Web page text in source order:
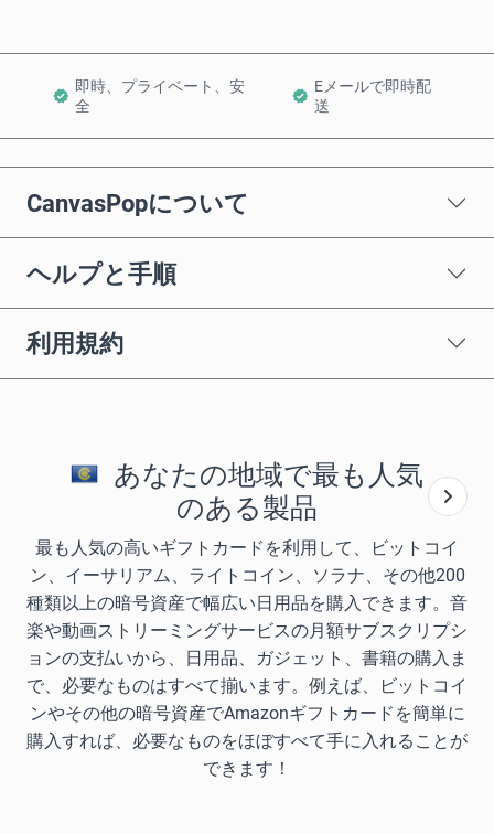
即時、プライベート、安
全
Eメールで即時配
送
CanvasPopについて
ヘルプと手順
利用規約
あなたの地域で最も人気
のある製品
最も人気の高いギフトカードを利用して、ビットコイ
ン、イーサリアム、ライトコイン、ソラナ、その他200
種類以上の暗号資産で幅広い日用品を購入できます。音
楽や動画ストリーミングサービスの月額サブスクリプシ
ョンの支払いから、日用品、ガジェット、書籍の購入ま
で、必要なものはすべて揃います。例えば、ビットコイ
ンやその他の暗号資産でAmazonギフトカードを簡単に
購入すれば、必要なものをほぼすべて手に入れることが
できます！